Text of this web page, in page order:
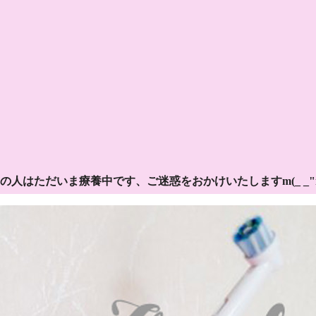
人はただいま療養中です、ご迷惑をおかけいたしますm(_